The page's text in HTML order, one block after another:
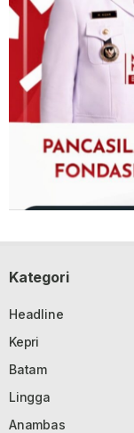
Kategori
Headline
Kepri
Batam
Lingga
Anambas